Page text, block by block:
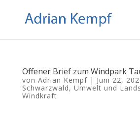
Offener Brief zum Windpark
von Adrian Kempf| Juni 22,
Schwarzwald, Umwelt und
Windkraft